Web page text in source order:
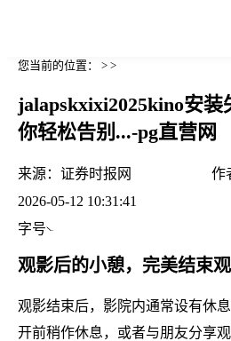
您当前的位置： > >
jalapskxixi2025kino安
你轻松告别...-pg直营网
来源： 证券时报网 作
2026-05-12 10:31:41
字号
观影后的小憩，完美结束
观影结束后，影院内通常设有休
开前稍作休息，或者与朋友分享